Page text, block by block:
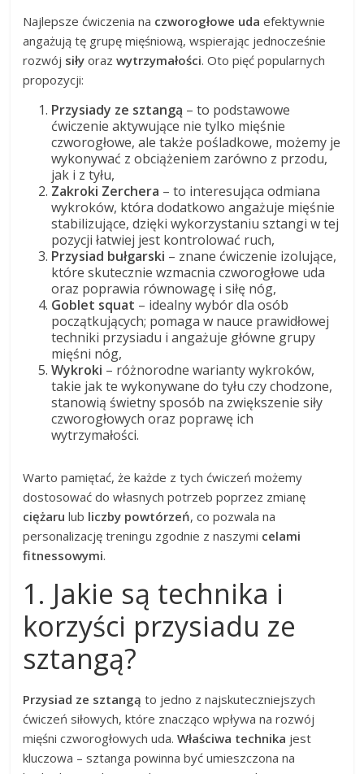
Najlepsze ćwiczenia na czworogłowe uda efektywnie
angażują tę grupę mięśniową, wspierając jednocześnie
rozwój siły orazwytrzymałości. Oto pięć popularnych
propozycji:
Przysiady ze sztangą – to podstawowe
ćwiczenie aktywujące nie tylko mięśnie
czworogłowe, ale także pośladkowe, możemy je
wykonywać z obciążeniem zarówno z przodu,
jak i z tyłu,
Zakroki Zerchera – to interesująca odmiana
wykroków, która dodatkowo angażuje mięśnie
stabilizujące, dzięki wykorzystaniu sztangi w tej
pozycji łatwiej jest kontrolować ruch,
Przysiad bułgarski – znane ćwiczenie izolujące,
które skutecznie wzmacnia czworogłowe uda
oraz poprawia równowagę i siłę nóg,
Goblet squat – idealny wybór dla osób
początkujących; pomaga w nauce prawidłowej
techniki przysiadu i angażuje główne grupy
mięśni nóg,
Wykroki – różnorodne warianty wykroków,
takie jak te wykonywane do tyłu czy chodzone,
stanowią świetny sposób na zwiększenie siły
czworogłowych oraz poprawę ich
wytrzymałości.
Warto pamiętać, że każde z tych ćwiczeń możemy
dostosować do własnych potrzeb poprzez zmianę
ciężaru lub liczby powtórzeń, co pozwala na
personalizację treningu zgodnie z naszymi celami
fitnessowymi.
1. Jakie są technika i
korzyści przysiadu ze
sztangą?
Przysiad ze sztangą to jedno z najskuteczniejszych
ćwiczeń siłowych, które znacząco wpływa na rozwój
mięśni czworogłowych uda.Właściwa technika jest
kluczowa – sztanga powinna być umieszczona na